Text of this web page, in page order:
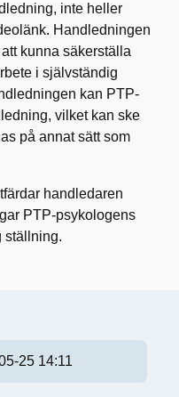
inte heller
Handledningen
kunna säkerställa
i självständig
kan PTP‐
vilket kan ske
på annat sätt som
handledaren
PTP-psykologens
ställning.
25 14:11